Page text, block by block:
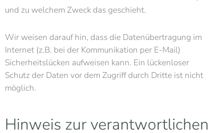
und zu welchem Zweck das geschieht.
Wir weisen darauf hin, dass die Datenübertragung im
Internet (z.B. bei der Kommunikation per E-Mail)
Sicherheitslücken aufweisen kann. Ein lückenloser
Schutz der Daten vor dem Zugriff durch Dritte ist nicht
möglich.
Hinweis zur verantwortlichen